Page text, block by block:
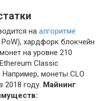
на алгоритме
хардфорк блокчейн
на уровне 210
Classic
Например, монеты CLO
году. Майнинг